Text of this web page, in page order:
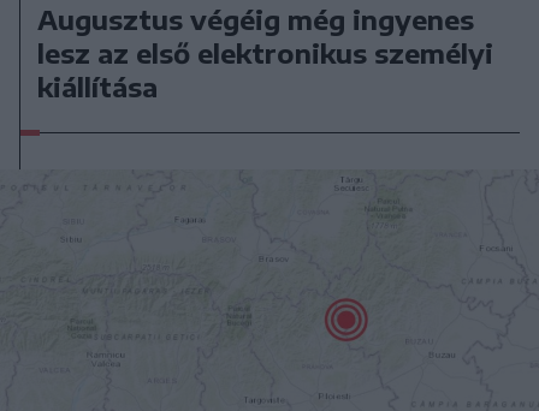
Augusztus végéig még ingyenes
lesz az első elektronikus személyi
kiállítása